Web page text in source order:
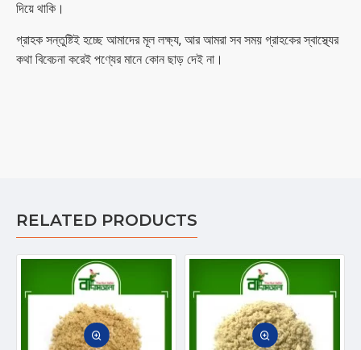
দিয়ে থাকি।
গ্রাহক সন্তুষ্টিই হচ্ছে আমাদের মূল লক্ষ্য, আর আমরা সব সময় গ্রাহকের স্বাস্থ্যের
কথা বিবেচনা করেই পণ্যের মানে কোন ছাড় দেই না।
RELATED PRODUCTS